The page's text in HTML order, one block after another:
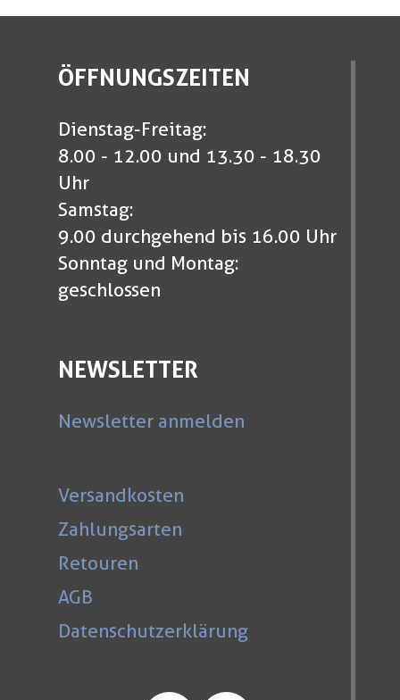
ÖFFNUNGSZEITEN
Dienstag-Freitag:
8.00 - 12.00 und 13.30 - 18.30
Uhr
Samstag:
9.00 durchgehend bis 16.00 Uhr
Sonntag und Montag:
geschlossen
NEWSLETTER
Newsletter anmelden
Versandkosten
Zahlungsarten
Retouren
AGB
Datenschutzerklärung